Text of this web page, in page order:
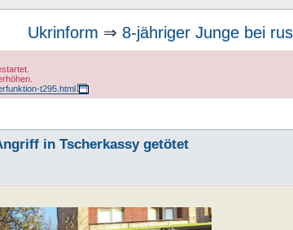
Ukrinform ⇒ 8-jähriger Junge bei
t295.html
in Tscherkassy getötet